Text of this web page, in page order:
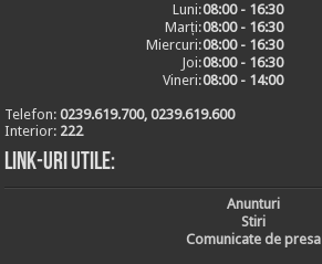
Luni:08:00 - 16:30
Marți:08:00 - 16:30
Miercuri:08:00 - 16:30
Joi:08:00 - 16:30
Vineri:08:00 - 14:00
Telefon:0239.619.700, 0239.619.600
Interior: 222
Link-uri utile:
Anunturi
Stiri
Comunicate de presa